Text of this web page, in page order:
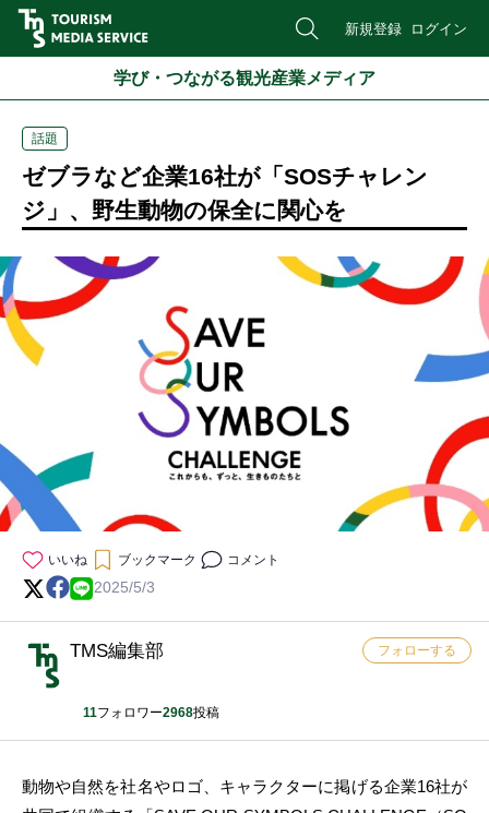
新規登録 ログイン
学び・つながる観光産業メディア
話題
ゼブラなど企業16社が「SOSチャレン
ジ」、野生動物の保全に関心を
いいね ブックマーク コメント
2025/5/3
TMS編集部
11フォロワー2968投稿
フォローする
動物や自然を社名やロゴ、キャラクターに掲げる企業16社が